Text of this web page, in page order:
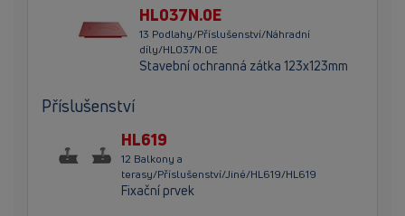
HL037N.0E
13 Podlahy/Příslušenství/Náhradní
díly/HL037N.0E
Stavební ochranná zátka 123x123mm
Příslušenství
HL619
12 Balkony a
terasy/Příslušenství/Jiné/HL619/HL619
Fixační prvek